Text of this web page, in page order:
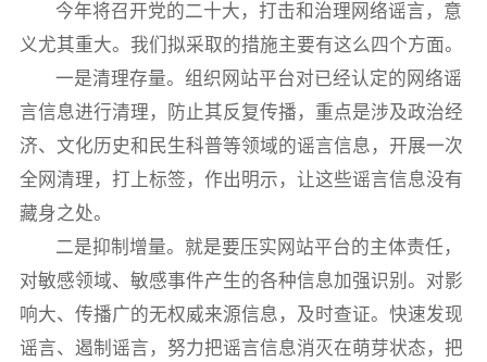
今年将召开党的二十大，打击和治理网络谣言，意
义尤其重大。我们拟采取的措施主要有这么四个方面。
一是清理存量。组织网站平台对已经认定的网络谣
言信息进行清理，防止其反复传播，重点是涉及政治经
济、文化历史和民生科普等领域的谣言信息，开展一次
全网清理，打上标签，作出明示，让这些谣言信息没有
藏身之处。
二是抑制增量。就是要压实网站平台的主体责任，
对敏感领域、敏感事件产生的各种信息加强识别。对影
响大、传播广的无权威来源信息，及时查证。快速发现
谣言、遏制谣言，努力把谣言信息消灭在萌芽状态，把